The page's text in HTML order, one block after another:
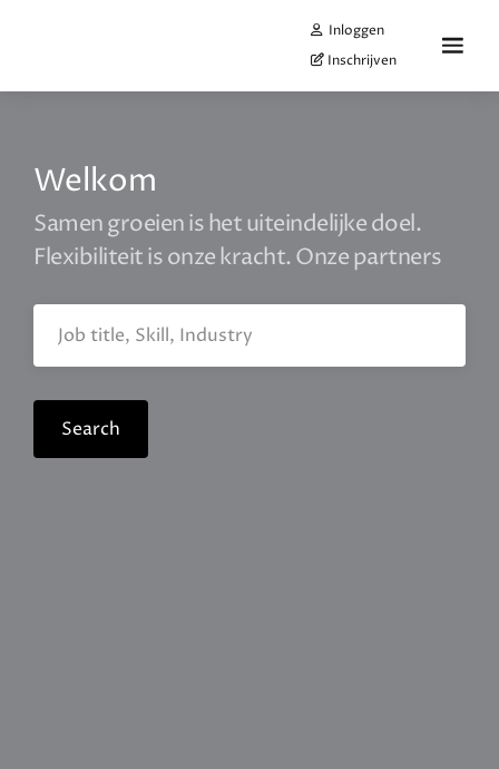
Inloggen
Inschrijven
Welkom
Samen groeien is het uiteindelijke doel.
Flexibiliteit is onze kracht. Onze partners
Search